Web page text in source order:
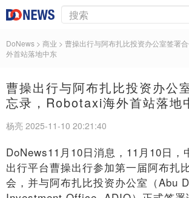
DoNews > 商业 > 曹操出行与阿布扎比投资办公室签署
外首站落地中东
曹操出行与阿布扎比投资办公
忘录，Robotaxi海外首站落地
杨亮 2025-11-10 20:21:40
DoNews11月10日消息，11月10日，
出行平台曹操出行参加第一届阿布扎
会，并与阿布扎比投资办公室（Abu